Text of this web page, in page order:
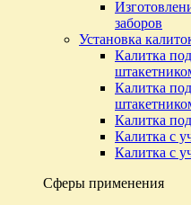
заборов
Установка
Калитка
Калитка
Калитка
Калитка с
Калитка с
Сферы применения